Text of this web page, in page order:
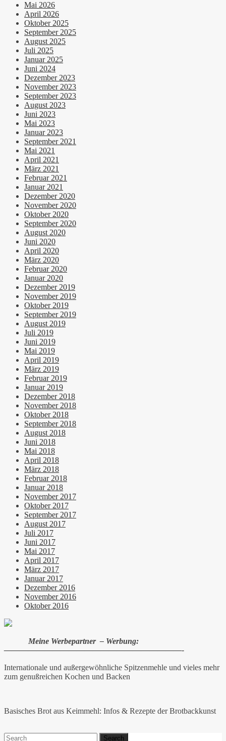
Mai 2026
April 2026
Oktober 2025
September 2025
August 2025
Juli 2025
Januar 2025
Juni 2024
Dezember 2023
November 2023
September 2023
August 2023
Juni 2023
Mai 2023
Januar 2023
September 2021
Mai 2021
April 2021
März 2021
Februar 2021
Januar 2021
Dezember 2020
November 2020
Oktober 2020
September 2020
August 2020
Juni 2020
April 2020
März 2020
Februar 2020
Januar 2020
Dezember 2019
November 2019
Oktober 2019
September 2019
August 2019
Juli 2019
Juni 2019
Mai 2019
April 2019
März 2019
Februar 2019
Januar 2019
Dezember 2018
November 2018
Oktober 2018
September 2018
August 2018
Juni 2018
Mai 2018
April 2018
März 2018
Februar 2018
Januar 2018
November 2017
Oktober 2017
September 2017
August 2017
Juli 2017
Juni 2017
Mai 2017
April 2017
März 2017
Januar 2017
Dezember 2016
November 2016
Oktober 2016
Meine Werbepartner – Werbung:
——————————————————————-
Internationale und außergewöhnliche Spitzenmehle und vieles mehr
zum genußreichen Kochen und Backen
Basisches Brot aus Keimmehl: Infos & Rezepte der Brotbackkunst
Search